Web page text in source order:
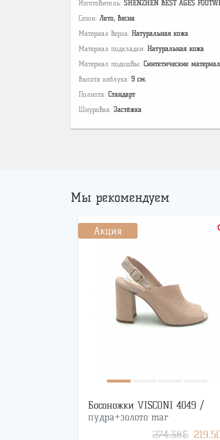
Изготовитель: SHENZHEN BEST AGES
Сезон: Лето, Весна
Материал верха: Натуральная кожа
Материал подкладки: Натуральная кожа
Материал подошвы: Cинтетические
Высота каблука: 9 см.
Полнота: Стандарт
Шнуровка: Застёжка
Мы рекомендуем
Акция
Босоножки VISCONI 4049 /
пудра+золото mar
274.38BYN